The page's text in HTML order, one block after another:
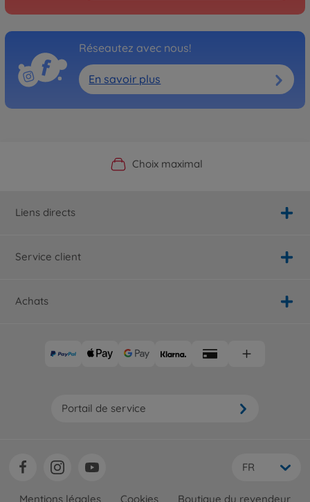
Réseautez avec nous!
En savoir plus
Boutique officielle du fabricant
Choix maximal
Service personnalisé
Livraison rapide
Liens directs
Service client
Achats
Portail de service
FR
Mentions légales Cookies Boutique du revendeur